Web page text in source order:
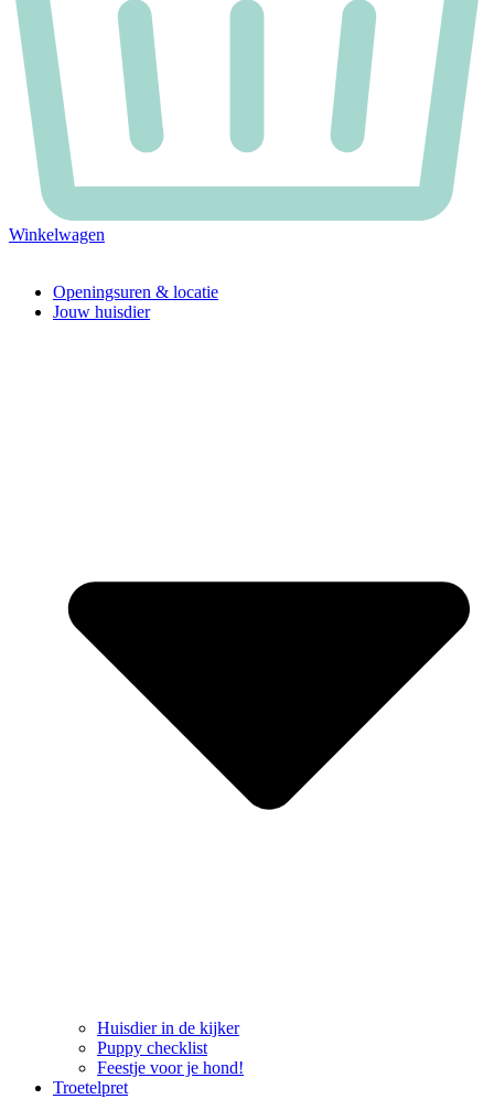
Winkelwagen
Openingsuren & locatie
Jouw huisdier
Huisdier in de kijker
Puppy checklist
Feestje voor je hond!
Troetelpret